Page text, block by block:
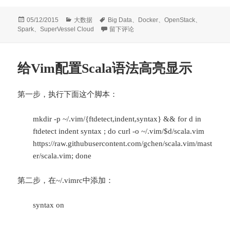
发
布
05/12/2015
分
类
大数据
标
签
Big Data、 Docker、OpenStack、
Spark、SuperVessel Cloud 于基于OpenStack, Docker和Spark打造
留下评论
给Vim配置Scala语法高亮显示
第一步，执行下面这个脚本：
mkdir -p ~/.vim/{ftdetect,indent,syntax} && for d in
ftdetect indent syntax ; do curl -o ~/.vim/$d/scala.vim
https://raw.githubusercontent.com/gchen/scala.vim/mast
er/scala.vim; done
第二步，在~/.vimrc中添加：
syntax on